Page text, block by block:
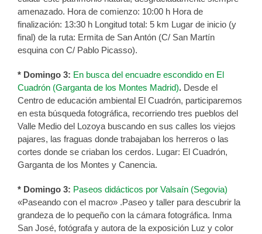
amenazado. Hora de comienzo: 10:00 h Hora de
finalización: 13:30 h Longitud total: 5 km Lugar de inicio (y
final) de la ruta: Ermita de San Antón (C/ San Martín
esquina con C/ Pablo Picasso).
* Domingo 3: En busca del encuadre escondido en El
Cuadrón (Garganta de los Montes Madrid). Desde el
Centro de educación ambiental El Cuadrón, participaremos
en esta búsqueda fotográfica, recorriendo tres pueblos del
Valle Medio del Lozoya buscando en sus calles los viejos
pajares, las fraguas donde trabajaban los herreros o las
cortes donde se criaban los cerdos. Lugar: El Cuadrón,
Garganta de los Montes y Canencia.
* Domingo 3: Paseos didácticos por Valsaín (Segovia)
«Paseando con el macro» .Paseo y taller para descubrir la
grandeza de lo pequeño con la cámara fotográfica. Inma
San José, fotógrafa y autora de la exposición Luz y color